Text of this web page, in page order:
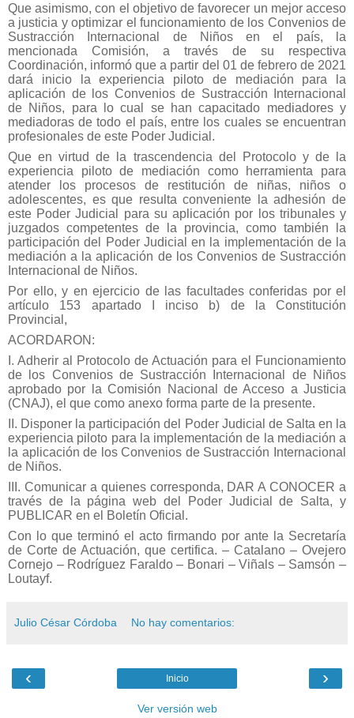
Que asimismo, con el objetivo de favorecer un mejor acceso
a justicia y optimizar el funcionamiento de los Convenios de
Sustracción Internacional de Niños en el país, la
mencionada Comisión, a través de su respectiva
Coordinación, informó que a partir del 01 de febrero de 2021
dará inicio la experiencia piloto de mediación para la
aplicación de los Convenios de Sustracción Internacional
de Niños, para lo cual se han capacitado mediadores y
mediadoras de todo el país, entre los cuales se encuentran
profesionales de este Poder Judicial.
Que en virtud de la trascendencia del Protocolo y de la
experiencia piloto de mediación como herramienta para
atender los procesos de restitución de niñas, niños o
adolescentes, es que resulta conveniente la adhesión de
este Poder Judicial para su aplicación por los tribunales y
juzgados competentes de la provincia, como también la
participación del Poder Judicial en la implementación de la
mediación a la aplicación de los Convenios de Sustracción
Internacional de Niños.
Por ello, y en ejercicio de las facultades conferidas por el
artículo 153 apartado I inciso b) de la Constitución
Provincial,
ACORDARON:
I. Adherir al Protocolo de Actuación para el Funcionamiento
de los Convenios de Sustracción Internacional de Niños
aprobado por la Comisión Nacional de Acceso a Justicia
(CNAJ), el que como anexo forma parte de la presente.
II. Disponer la participación del Poder Judicial de Salta en la
experiencia piloto para la implementación de la mediación a
la aplicación de los Convenios de Sustracción Internacional
de Niños.
III. Comunicar a quienes corresponda, DAR A CONOCER a
través de la página web del Poder Judicial de Salta, y
PUBLICAR en el Boletín Oficial.
Con lo que terminó el acto firmando por ante la Secretaría
de Corte de Actuación, que certifica. – Catalano – Ovejero
Cornejo – Rodríguez Faraldo – Bonari – Viñals – Samsón –
Loutayf.
Julio César Córdoba No hay comentarios:
‹ ›
Inicio
Ver versión web